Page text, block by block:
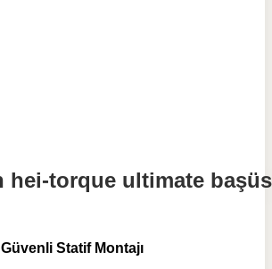
Güvenli Statif Montajı